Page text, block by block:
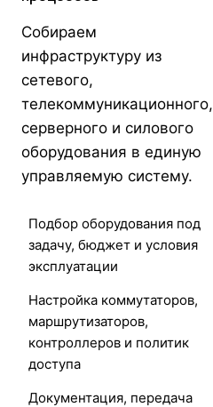
Собираем
инфраструктуру из
сетевого,
телекоммуникационного,
серверного и силового
оборудования в единую
управляемую систему.
Подбор оборудования под
задачу, бюджет и условия
эксплуатации
Настройка коммутаторов,
маршрутизаторов,
контроллеров и политик
доступа
Документация, передача